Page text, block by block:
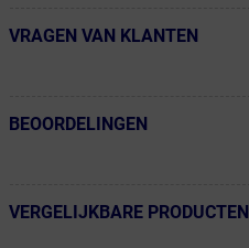
← Terug naar productnavigatie
VRAGEN VAN KLANTEN
← Terug naar productnavigatie
BEOORDELINGEN
← Terug naar productnavigatie
VERGELIJKBARE PRODUCTEN